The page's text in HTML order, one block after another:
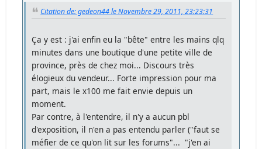
Citation de: gedeon44 le Novembre 29, 2011, 23:23:31
Ça y est : j'ai enfin eu la "bête" entre les mains qlq
minutes dans une boutique d'une petite ville de
province, près de chez moi... Discours très
élogieux du vendeur... Forte impression pour ma
part, mais le x100 me fait envie depuis un
moment.
Par contre, à l'entendre, il n'y a aucun pbl
d'exposition, il n'en a pas entendu parler ("faut se
méfier de ce qu'on lit sur les forums"... "j'en ai